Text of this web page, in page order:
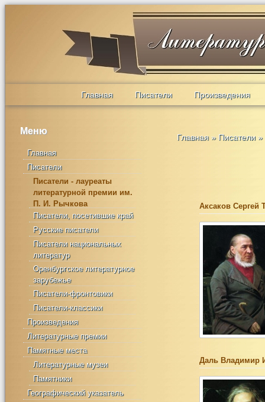
Главная Писатели Произведения
Меню
Главная
Писатели
Писатели - лауреаты
литературной премии им.
П. И. Рычкова
Писатели, посетившие край
Русские писатели
Писатели национальных
литератур
Оренбургское литературное
зарубежье
Писатели-фронтовики
Писатели-классики
Произведения
Литературные премии
Памятные места
Литературные музеи
Памятники
Географический указатель
Главная » Писатели »
Аксаков Сергей
Даль Владимир